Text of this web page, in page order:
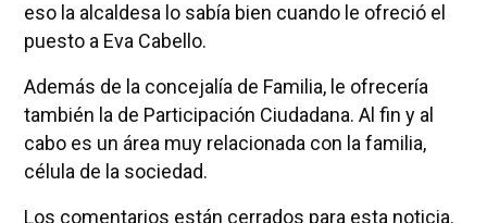
eso la alcaldesa lo sabía bien cuando le ofreció el
puesto a Eva Cabello.
Además de la concejalía de Familia, le ofrecería
también la de Participación Ciudadana. Al fin y al
cabo es un área muy relacionada con la familia,
célula de la sociedad.
Los comentarios están cerrados para esta noticia.